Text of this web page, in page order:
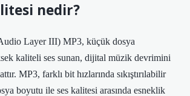
nedir?
Layer III) MP3, küçük dosya
kaliteli ses sunan, dijital müzik devrimini
MP3, farklı bit hızlarında sıkıştırılabilir
boyutu ile ses kalitesi arasında esneklik